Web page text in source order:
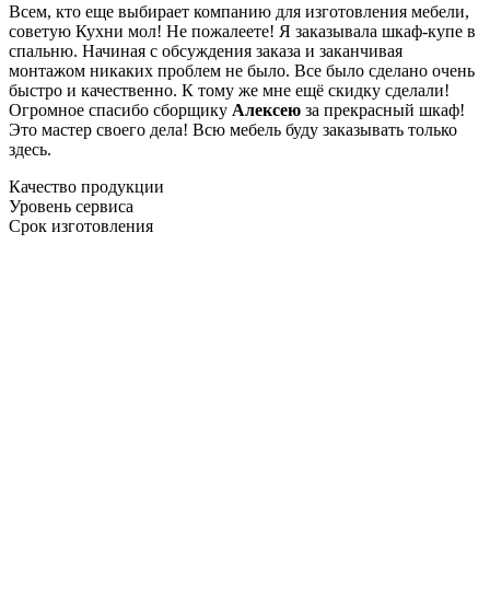
Всем, кто еще выбирает компанию для изготовления мебели,
советую Кухни мол! Не пожалеете! Я заказывала шкаф-купе в
спальню. Начиная с обсуждения заказа и заканчивая
монтажом никаких проблем не было. Все было сделано очень
быстро и качественно. К тому же мне ещё скидку сделали!
Огромное спасибо сборщику Алексею за прекрасный шкаф!
Это мастер своего дела! Всю мебель буду заказывать только
здесь.
Качество продукции
Уровень сервиса
Срок изготовления